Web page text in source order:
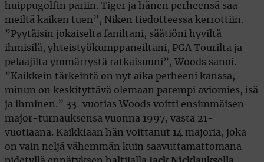
huippugolfin pariin. Tiger ja hänen perheensä saa
meiltä kaiken tuen”, Niken tiedotteessa kerrottiin.
”Pyytäisin jokaiselta faniltani, säätiöni hyviltä
ihmisilä, yhteistyökumppaneiltani, PGA Tourilta ja
pelaajilta ymmärrystä ratkaisuuni”, Woods sanoi.
”Kaikkein tärkeintä on nyt aika perheeni kanssa,
minun on keskityttävä olemaan parempi aviomies, isä
ja ihminen.” 33-vuotias Woods voitti ensimmäisen
major-turnauksensa vuonna 1997, vasta 21-
vuotiaana. Kaikkiaan hän voittanut 14 majoria, joka
on vain neljä vähemmän kuin saavuttamattomana